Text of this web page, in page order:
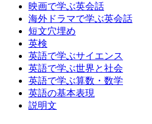
映画で学ぶ英会話
海外ドラマで学ぶ英会話
短文穴埋め
英検
英語で学ぶサイエンス
英語で学ぶ世界と社会
英語で学ぶ算数・数学
英語の基本表現
説明文